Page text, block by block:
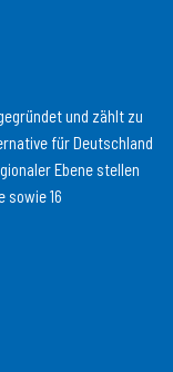
und zählt zu
für Deutschland
Ebene stellen
sowie 16